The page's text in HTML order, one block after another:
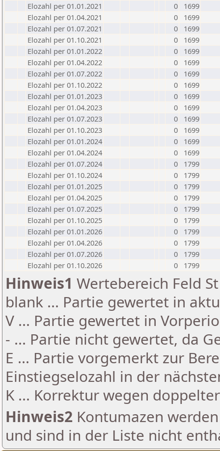
Elozahl per 01.01.2021
0
1699
Elozahl per 01.04.2021
0
1699
Elozahl per 01.07.2021
0
1699
Elozahl per 01.10.2021
0
1699
Elozahl per 01.01.2022
0
1699
Elozahl per 01.04.2022
0
1699
Elozahl per 01.07.2022
0
1699
Elozahl per 01.10.2022
0
1699
Elozahl per 01.01.2023
0
1699
Elozahl per 01.04.2023
0
1699
Elozahl per 01.07.2023
0
1699
Elozahl per 01.10.2023
0
1699
Elozahl per 01.01.2024
0
1699
Elozahl per 01.04.2024
0
1699
Elozahl per 01.07.2024
0
1799
Elozahl per 01.10.2024
0
1799
Elozahl per 01.01.2025
0
1799
Elozahl per 01.04.2025
0
1799
Elozahl per 01.07.2025
0
1799
Elozahl per 01.10.2025
0
1799
Elozahl per 01.01.2026
0
1799
Elozahl per 01.04.2026
0
1799
Elozahl per 01.07.2026
0
1799
Elozahl per 01.10.2026
0 1799
Hinweis1 Wertebereich Feld
blank ... Partie gewertet in
V ... Partie gewertet in
- ... Partie nicht gewertet, da
E ... Partie vorgemerkt zur
Einstiegselozahl in der
K ... Korrektur wegen
Hinweis2 Kontumazen
und sind in der Liste nicht